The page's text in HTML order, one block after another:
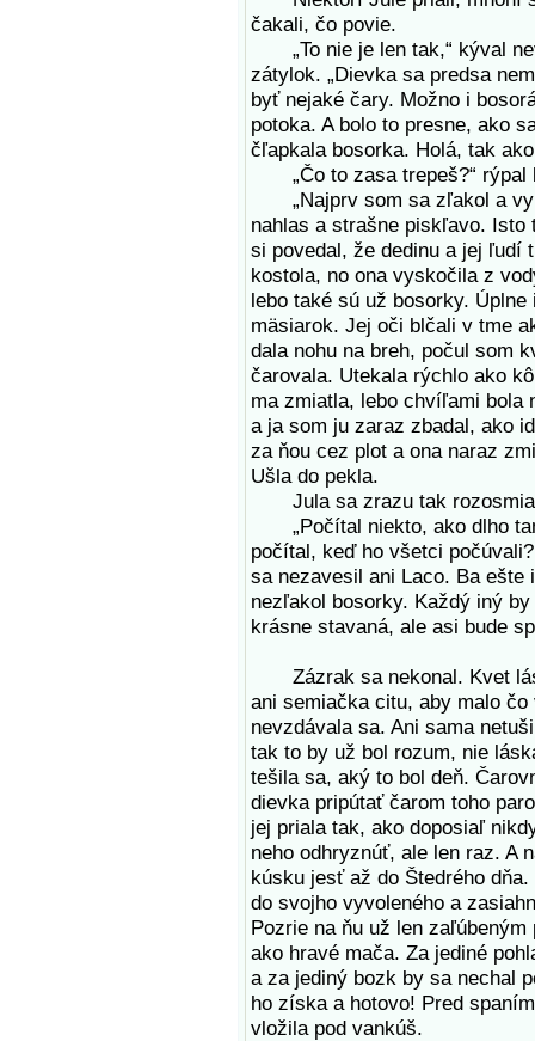
čakali, čo povie.
„To nie je len tak,“ kýval
zátylok. „Dievka sa predsa
byť nejaké čary. Možno i
potoka. A bolo to presne, ako
čľapkala bosorka. Holá, tak
„Čo to zasa trepeš?“ rýpal
„Najprv som sa zľakol a
nahlas a strašne piskľavo.
si povedal, že dedinu a jej ľudí
kostola, no ona vyskočila z
lebo také sú už bosorky.
mäsiarok. Jej oči blčali v tme
dala nohu na breh, počul som
čarovala. Utekala rýchlo ako
ma zmiatla, lebo chvíľami
a ja som ju zaraz zbadal, ako
za ňou cez plot a ona naraz
Ušla do pekla.
Jula sa zrazu tak
„Počítal niekto, ako dlho
počítal, keď ho všetci
sa nezavesil ani Laco. Ba
nezľakol bosorky. Každý iný
krásne stavaná, ale asi bude
Zázrak sa nekonal. Kvet
ani semiačka citu, aby malo
nevzdávala sa. Ani sama
tak to by už bol rozum, nie
tešila sa, aký to bol deň.
dievka pripútať čarom toho
jej priala tak, ako doposiaľ
neho odhryznúť, ale len raz. A
kúsku jesť až do Štedrého
do svojho vyvoleného a
Pozrie na ňu už len
ako hravé mača. Za jediné
a za jediný bozk by sa nechal
ho získa a hotovo! Pred
vložila pod vankúš.